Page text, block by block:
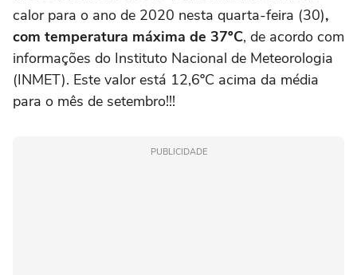
calor para o ano de 2020 nesta quarta-feira (30),
com temperatura máxima de 37ºC, de acordo com
informações do Instituto Nacional de Meteorologia
(INMET). Este valor está 12,6ºC acima da média
para o mês de setembro!!!
PUBLICIDADE